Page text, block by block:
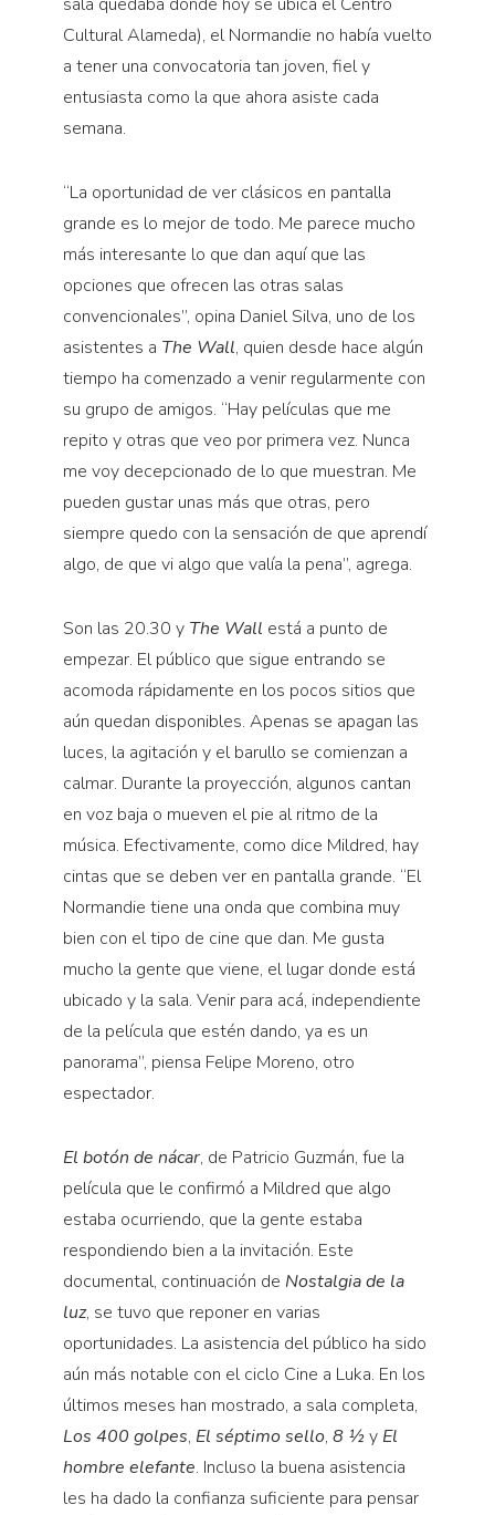
Cultural Alameda), el Normandie no había vuelto
a tener una convocatoria tan joven, fiel y
entusiasta como la que ahora asiste cada
semana.
“La oportunidad de ver clásicos en pantalla
grande es lo mejor de todo. Me parece mucho
más interesante lo que dan aquí que las
opciones que ofrecen las otras salas
convencionales”, opina Daniel Silva, uno de los
asistentes a The Wall, quien desde hace algún
tiempo ha comenzado a venir regularmente con
su grupo de amigos. “Hay películas que me
repito y otras que veo por primera vez. Nunca
me voy decepcionado de lo que muestran. Me
pueden gustar unas más que otras, pero
siempre quedo con la sensación de que aprendí
algo, de que vi algo que valía la pena”, agrega.
Son las 20.30 y The Wall está a punto de
empezar. El público que sigue entrando se
acomoda rápidamente en los pocos sitios que
aún quedan disponibles. Apenas se apagan las
luces, la agitación y el barullo se comienzan a
calmar. Durante la proyección, algunos cantan
en voz baja o mueven el pie al ritmo de la
música. Efectivamente, como dice Mildred, hay
cintas que se deben ver en pantalla grande. “El
Normandie tiene una onda que combina muy
bien con el tipo de cine que dan. Me gusta
mucho la gente que viene, el lugar donde está
ubicado y la sala. Venir para acá, independiente
de la película que estén dando, ya es un
panorama”, piensa Felipe Moreno, otro
espectador.
El botón de nácar, de Patricio Guzmán, fue la
película que le confirmó a Mildred que algo
estaba ocurriendo, que la gente estaba
respondiendo bien a la invitación. Este
documental, continuación de Nostalgia de la
luz, se tuvo que reponer en varias
oportunidades. La asistencia del público ha sido
aún más notable con el ciclo Cine a Luka. En los
últimos meses han mostrado, a sala completa,
Los 400 golpes, El séptimo sello, 8 ½y El
hombre elefante. Incluso la buena asistencia
les ha dado la confianza suficiente para pensar